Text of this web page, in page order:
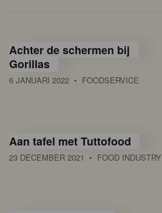
Achter de schermen bij
Gorillas
6 JANUARI 2022 • FOODSERVICE
Aan tafel met Tuttofood
23 DECEMBER 2021 • FOOD INDUSTRY